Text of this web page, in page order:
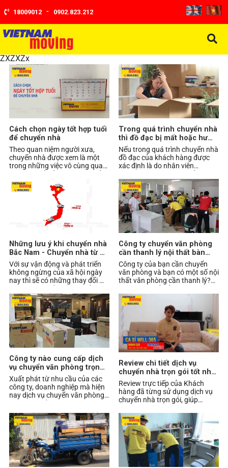
18009012 - 0902.823.212
ZXZXZx
Cách chọn ngày tốt hợp tuổi
để chuyển nhà
Theo quan niệm người xưa,
chuyển nhà được xem là một
trong những việc vô cùng quan
theo tuổi để chu
Trong quá trình chuyển nhà
thì đồ đạc bị mất hoặc hư
hỏng sẽ như thế nào ?
Nếu trong quá trình chuyển nhà
đồ đạc của khách hàng được
xác định là do nhân viên
Vietnam Moving sẽ có ch
Những lưu ý khi chuyển nhà
Bắc Nam - Chuyển nhà từ Hà
Nội vào HCM (Sài Gòn)
Với sự vận động và phát triển
không ngừng của xã hội ngày
nay thì sẽ có những thay đổi mà
ngày nào
Công ty chuyển văn phòng
cần thanh lý nội thất bàn
ghế làm việc ở đâu?
Công ty của bạn cần chuyển
văn phòng và bạn có một số nội
thất văn phòng cần thanh lý?
như thế nào?
Công ty nào cung cấp dịch
vụ chuyển văn phòng trọn
gói HCM tốt nhất
Xuất phát từ nhu cầu của các
công ty, doanh nghiệp mà hiện
nay dịch vụ chuyển văn phòng
nhiều ở các t
Review chi tiết dịch vụ
chuyển nhà trọn gói tốt nhất
hiện nay tại TPHCM
Review trực tiếp của Khách
hàng đã từng sử dụng dịch vụ
chuyển nhà trọn gói, giúp
tiết và chọn một dịc